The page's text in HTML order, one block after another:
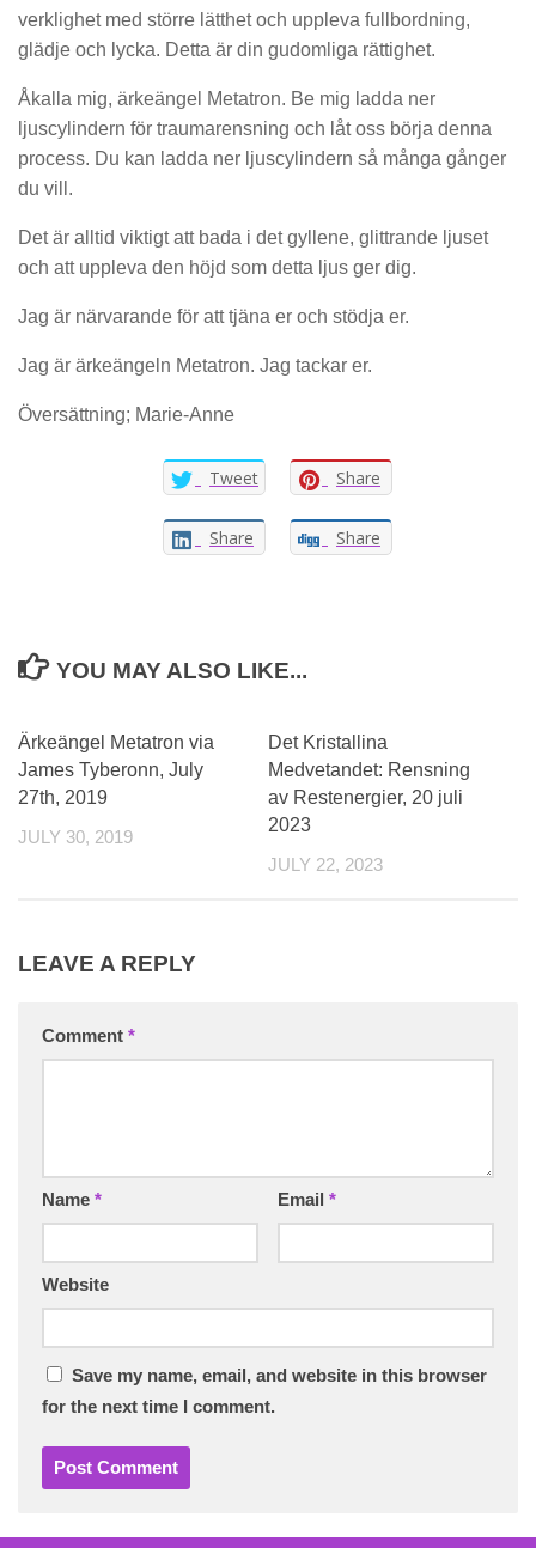
verklighet med större lätthet och uppleva fullbordning,
glädje och lycka. Detta är din gudomliga rättighet.
Åkalla mig, ärkeängel Metatron. Be mig ladda ner
ljuscylindern för traumarensning och låt oss börja denna
process. Du kan ladda ner ljuscylindern så många gånger
du vill.
Det är alltid viktigt att bada i det gyllene, glittrande ljuset
och att uppleva den höjd som detta ljus ger dig.
Jag är närvarande för att tjäna er och stödja er.
Jag är ärkeängeln Metatron. Jag tackar er.
Översättning; Marie-Anne
Tweet Share
Share Share
YOU MAY ALSO LIKE...
Ärkeängel Metatron via
James Tyberonn, July
27th, 2019
JULY 30, 2019
Det Kristallina
Medvetandet: Rensning
av Restenergier, 20 juli
2023
JULY 22, 2023
LEAVE A REPLY
Comment *
Name * Email *
Website
Save my name, email, and website in this browser
for the next time I comment.